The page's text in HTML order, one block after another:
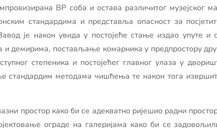
ВР соба и остава различитог музејског
стандардима и представља опасност за
је након увида у постојеће стање издао упуте и
и демирима, постављање комарника у предпростору
степеника и постојећег главног улаза у
стандардим методама чишћења те након тога
простор како би се адекватно ријешио радни
ограде на галеријама како би се